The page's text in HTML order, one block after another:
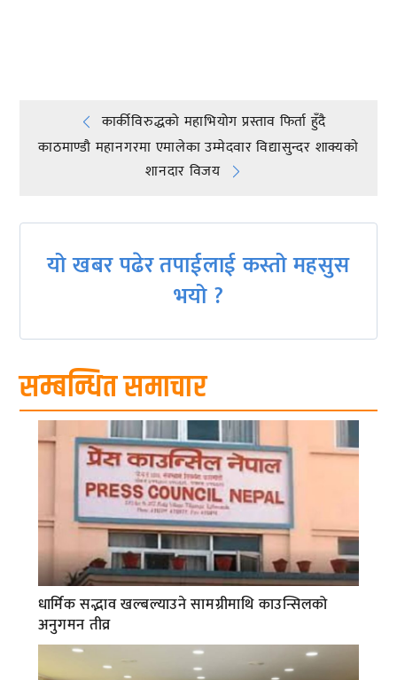
Post
navigation
कार्कीविरुद्धको महाभियोग प्रस्ताव फिर्ता हुँदै
काठमाण्डौ महानगरमा एमालेका उम्मेदवार विद्यासुन्दर शाक्यकाे
शानदार विजय
यो खबर पढेर तपाईलाई कस्तो महसुस
भयो ?
सम्बन्धित समाचार
धार्मिक सद्भाव खल्बल्याउने सामग्रीमाथि काउन्सिलको
अनुगमन तीव्र